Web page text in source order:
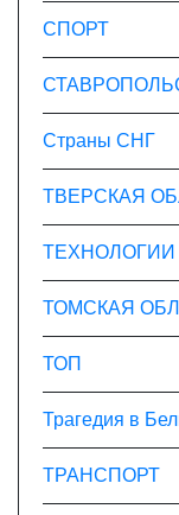
СПОРТ
Страны СНГ
ТВЕРСКАЯ
ТЕХНОЛОГИИ
ТОМСКАЯ
ТОП
Трагедия в
ТРАНСПОРТ